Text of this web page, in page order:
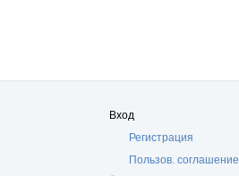
Вход
Регистрация
Пользов. соглашение